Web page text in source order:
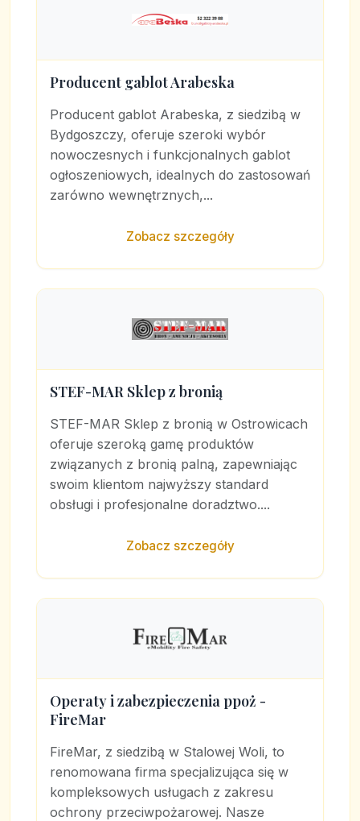
Producent gablot Arabeska
Producent gablot Arabeska, z siedzibą w
Bydgoszczy, oferuje szeroki wybór
nowoczesnych i funkcjonalnych gablot
ogłoszeniowych, idealnych do zastosowań
zarówno wewnętrznych,...
Zobacz szczegóły
STEF-MAR Sklep z bronią
STEF-MAR Sklep z bronią w Ostrowicach
oferuje szeroką gamę produktów
związanych z bronią palną, zapewniając
swoim klientom najwyższy standard
obsługi i profesjonalne doradztwo....
Zobacz szczegóły
Operaty i zabezpieczenia ppoż -
FireMar
FireMar, z siedzibą w Stalowej Woli, to
renomowana firma specjalizująca się w
kompleksowych usługach z zakresu
ochrony przeciwpożarowej. Nasze